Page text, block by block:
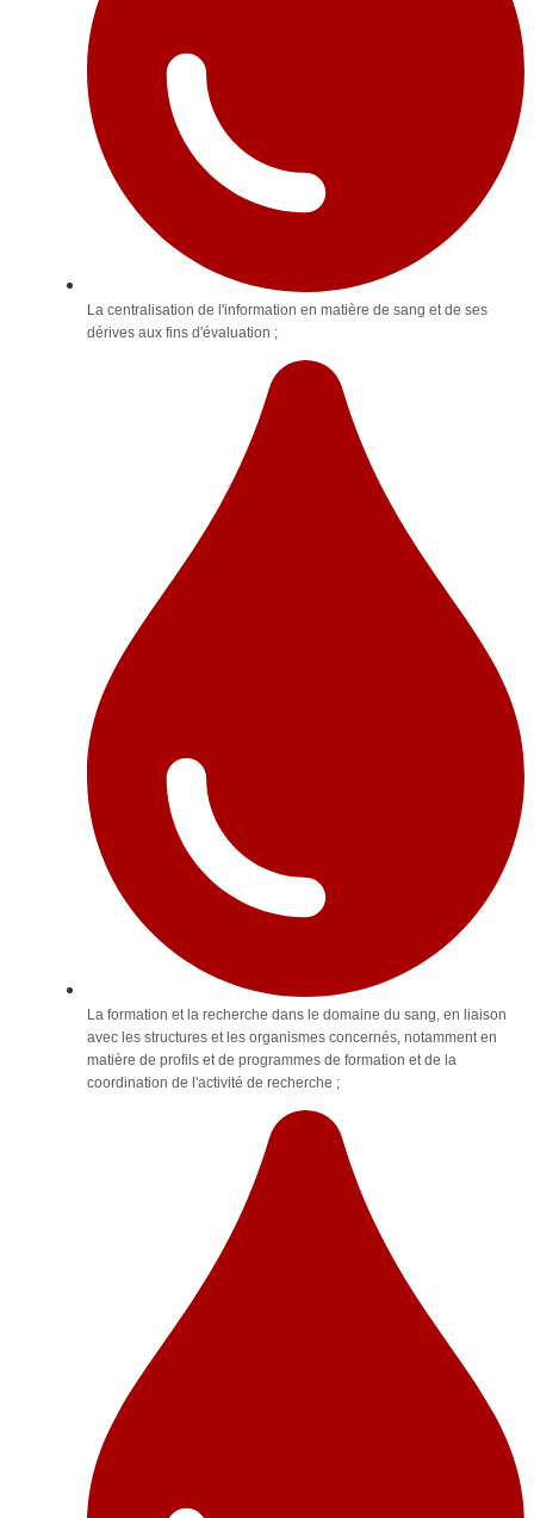
La centralisation de l'information en matière de sang et de ses
dérives aux fins d'évaluation ;
La formation et la recherche dans le domaine du sang, en liaison
avec les structures et les organismes concernés, notamment en
matière de profils et de programmes de formation et de la
coordination de l'activité de recherche ;